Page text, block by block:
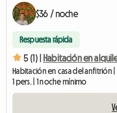
$36 / noche
Respuesta rápida
5 (1) | Habitación en
Habitación en casa del anfitrión |
1 pers. | 1 noche mínimo